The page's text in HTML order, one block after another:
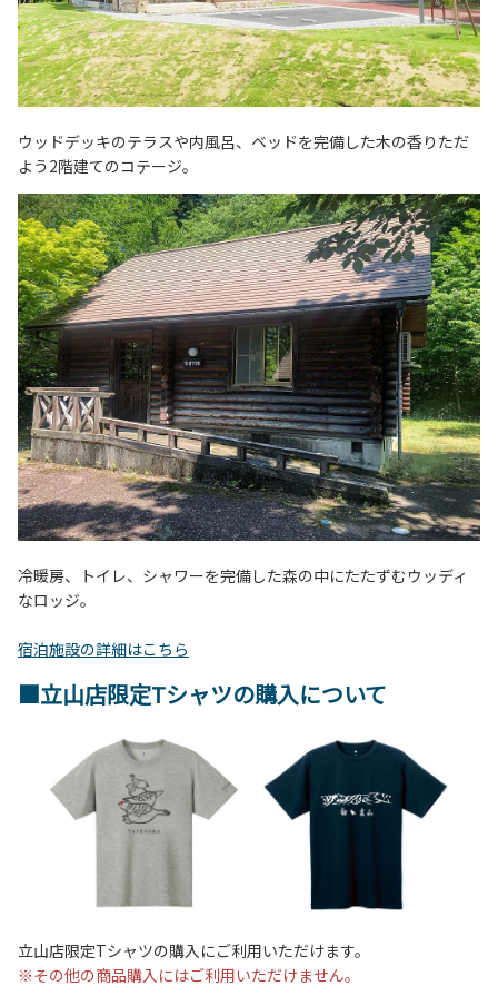
ウッドデッキのテラスや内風呂、ベッドを完備した木の香りただ
よう2階建てのコテージ。
冷暖房、トイレ、シャワーを完備した森の中にたたずむウッディ
なロッジ。
宿泊施設の詳細はこちら
■立山店限定Tシャツの購入について
立山店限定Tシャツの購入にご利用いただけます。
※その他の商品購入にはご利用いただけません。